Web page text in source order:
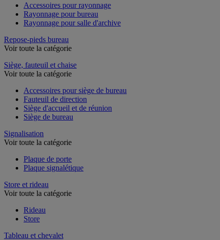
Accessoires pour rayonnage
Rayonnage pour bureau
Rayonnage pour salle d'archive
Repose-pieds bureau
Voir toute la catégorie
Siège, fauteuil et chaise
Voir toute la catégorie
Accessoires pour siège de bureau
Fauteuil de direction
Siège d'accueil et de réunion
Siège de bureau
Signalisation
Voir toute la catégorie
Plaque de porte
Plaque signalétique
Store et rideau
Voir toute la catégorie
Rideau
Store
Tableau et chevalet